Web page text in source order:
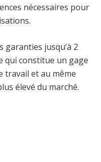
nécessaires pour
jusqu’à 2
qui constitue un gage
travail et au même
élevé du marché.